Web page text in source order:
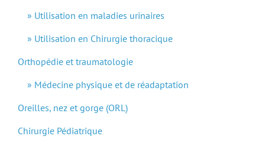
Utilisation en maladies urinaires
Utilisation en Chirurgie thoracique
Orthopédie et traumatologie
Médecine physique et de réadaptation
Oreilles, nez et gorge (ORL)
Chirurgie Pédiatrique